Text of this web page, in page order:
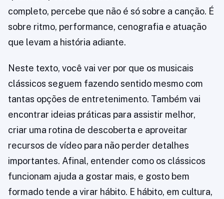
completo, percebe que não é só sobre a canção. É
sobre ritmo, performance, cenografia e atuação
que levam a história adiante.
Neste texto, você vai ver por que os musicais
clássicos seguem fazendo sentido mesmo com
tantas opções de entretenimento. Também vai
encontrar ideias práticas para assistir melhor,
criar uma rotina de descoberta e aproveitar
recursos de vídeo para não perder detalhes
importantes. Afinal, entender como os clássicos
funcionam ajuda a gostar mais, e gosto bem
formado tende a virar hábito. E hábito, em cultura,